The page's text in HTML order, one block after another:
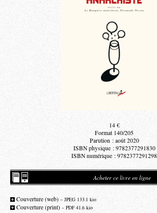
14 €
Format 140/205
Parution : août 2020
ISBN physique : 9782377291830
ISBN numérique : 9782377291298
Acheter ce livre en ligne
Couverture (web)– JPEG 133.1 kio
Couverture (print) – PDF 41.6 kio